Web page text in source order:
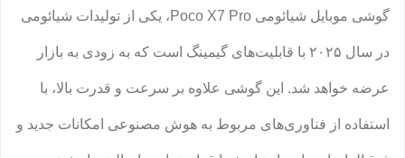
گوشی موبایل شیائومی Poco X7 Pro، یکی از تولیدات شیائومی
در سال ۲۰۲۵ با قابلیت‌های گیمینگ است که به زودی به بازار
عرضه خواهد شد. این گوشی علاوه بر سرعت و قدرت بالا، با
استفاده از فناوری‌های مربوط به هوش مصنوعی امکانات جدید و